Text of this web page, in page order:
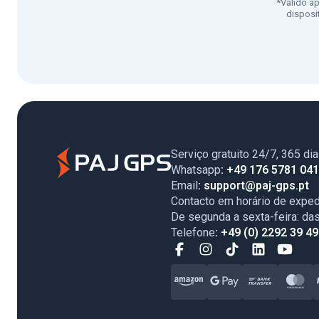
*Válido
Serviço gratuito 24/7, 365
Whatsapp: +49 176 5781
Email : support@paj-gps.pt
Contacto em horário de
De segunda a sexta-feira:
Telefone: +49 (0) 2292 39